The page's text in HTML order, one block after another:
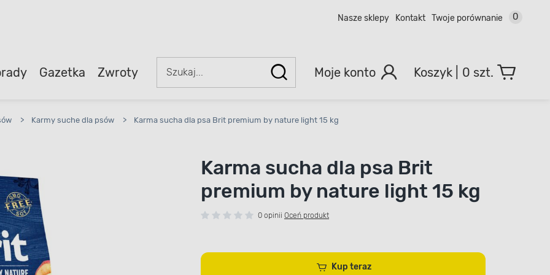
Nasze sklepy Kontakt Twoje porównanie 0
Gazetka Zwroty Moje konto 0 szt.
> Karmy suche dla psów > Karma sucha dla psa Brit premium by nature light 15 kg
Karma sucha dla psa Brit
premium by nature light 15 kg
0 opinii Oceń produkt
Kup teraz